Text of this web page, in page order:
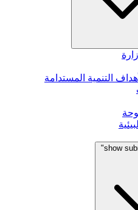
التنمية المستدامة
show